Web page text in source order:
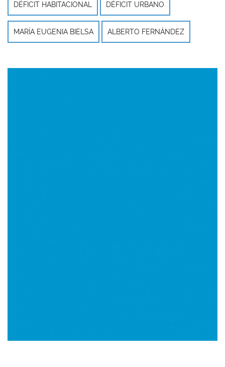
DÉFICIT HABITACIONAL DÉFICIT URBANO
MARÍA EUGENIA BIELSA ALBERTO FERNÁNDEZ